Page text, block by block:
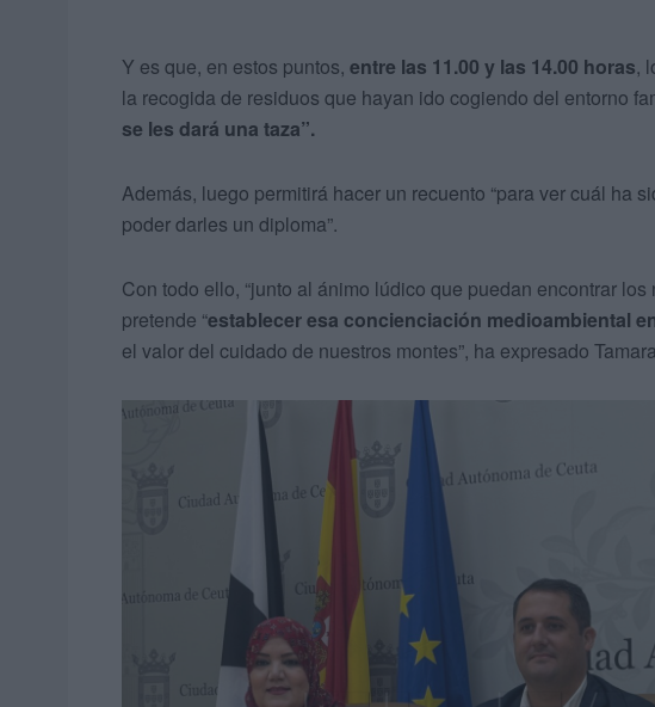
Y es que, en estos puntos, entre las 11.00 y las 14.00 horas,
la recogida de residuos que hayan ido cogiendo del entorno
se les dará una taza”.
Además, luego permitirá hacer un recuento “para ver cuál ha
poder darles un diploma”.
Con todo ello, “junto al ánimo lúdico que puedan encontrar los
pretende “establecer esa concienciación medioambiental
el valor del cuidado de nuestros montes”, ha expresado